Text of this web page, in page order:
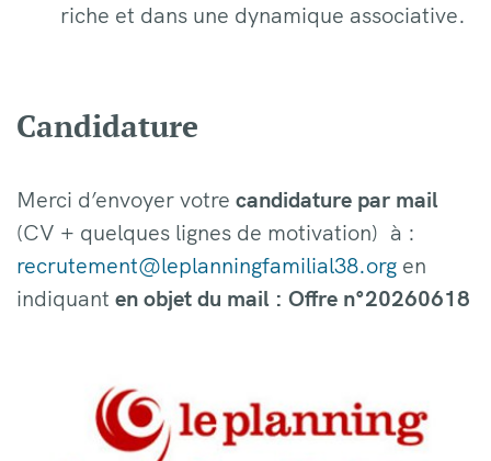
riche et dans une dynamique associative.
Candidature
Merci d’envoyer votre candidature par mail
(CV + quelques lignes de motivation) à :
recrutement@leplanningfamilial38.org en
indiquant en objet du mail : Offre n°20260618